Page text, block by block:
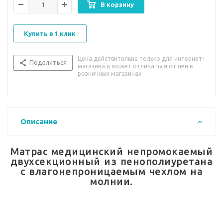
В корзину
Купить в 1 клик
Поделиться
Цена действительна только для интернет-
магазина и может отличаться от цен в
розничных магазинах
Описание
Матрас медицинский непромокаемый
двухсекционный из пенополиуретана
с влагонепроницаемым чехлом на
молнии.